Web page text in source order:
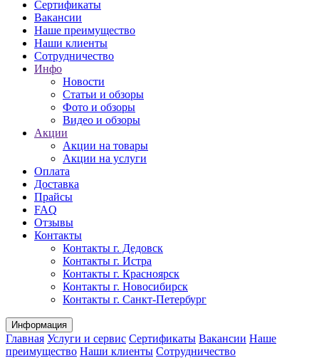
Сертификаты
Вакансии
Наше преимущество
Наши клиенты
Сотрудничество
Инфо
Новости
Статьи и обзоры
Фото и обзоры
Видео и обзоры
Акции
Акции на товары
Акции на услуги
Оплата
Доставка
Прайсы
FAQ
Отзывы
Контакты
Контакты г. Дедовск
Контакты г. Истра
Контакты г. Красноярск
Контакты г. Новосибирск
Контакты г. Санкт-Петербург
Информация
Главная Услуги и сервис Сертификаты Вакансии Наше
преимущество Наши клиенты Сотрудничество